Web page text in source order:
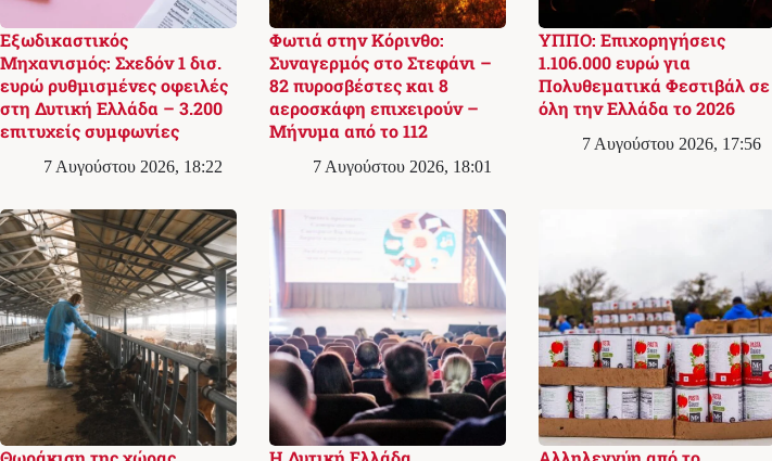
Εξωδικαστικός
Μηχανισμός: Σχεδόν 1 δισ.
ευρώ ρυθμισμένες οφειλές
στη Δυτική Ελλάδα – 3.200
επιτυχείς συμφωνίες
7 Αυγούστου 2026, 18:22
Φωτιά στην Κόρινθο:
Συναγερμός στο Στεφάνι –
82 πυροσβέστες και 8
αεροσκάφη επιχειρούν –
Μήνυμα από το 112
7 Αυγούστου 2026, 18:01
ΥΠΠΟ: Επιχορηγήσεις
1.106.000 ευρώ για
Πολυθεματικά Φεστιβάλ σε
όλη την Ελλάδα το 2026
7 Αυγούστου 2026, 17:56